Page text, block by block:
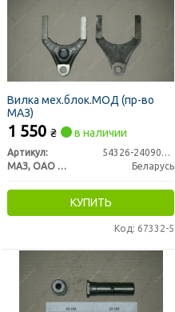
Вилка мех.блок.МОД (пр-во
МАЗ)
1 550 ₴ в наличии
Артикул:
54326-2409032-10
МАЗ, ОАО «Минский автомобильный завод»
Беларусь
КУПИТЬ
Код: 67332-5